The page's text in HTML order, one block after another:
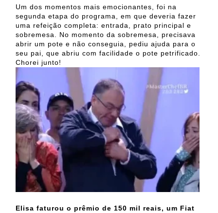
Um dos momentos mais emocionantes, foi na
segunda etapa do programa, em que deveria fazer
uma refeição completa: entrada, prato principal e
sobremesa. No momento da sobremesa, precisava
abrir um pote e não conseguia, pediu ajuda para o
seu pai, que abriu com facilidade o pote petrificado.
Chorei junto!
Elisa faturou o prêmio de 150 mil reais, um Fiat